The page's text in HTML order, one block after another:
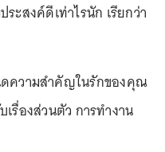
สงค์ดีเท่าไรนัก เรียกว่า
ดความสำคัญในรักของคุณ
องส่วนตัว การทำงาน